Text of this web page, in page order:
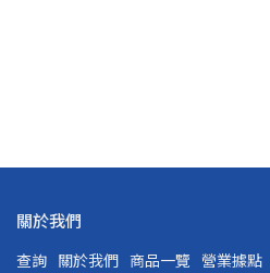
關於我們
查詢 關於我們 商品一覽 營業據點